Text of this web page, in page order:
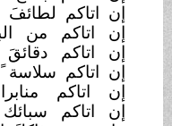
لطائفَ الفهم
فاحيوا
من البديعِ
فهبُّوا
دقائقَ العلم فاسعوا
سلاسة ًفي يراع
منابرافاجعلوها
سبائك الشٍّعر
بثُّوا